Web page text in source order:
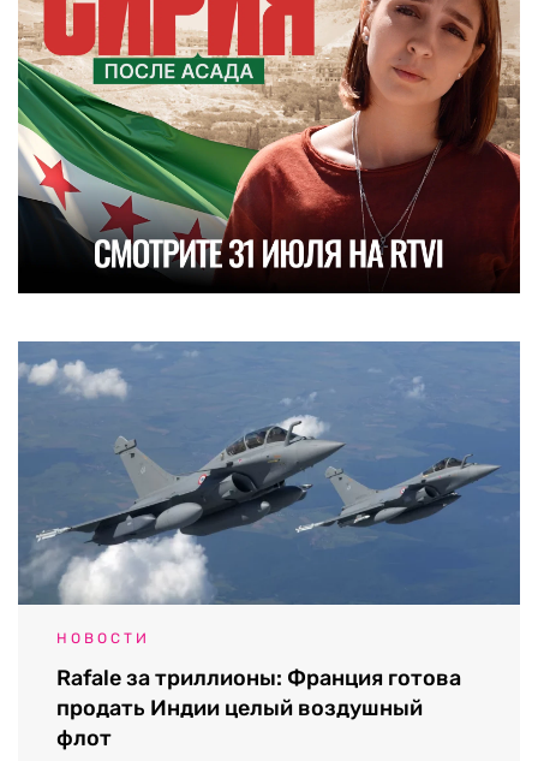
НОВОСТИ
Rafale за триллионы: Франция готова
продать Индии целый воздушный
флот